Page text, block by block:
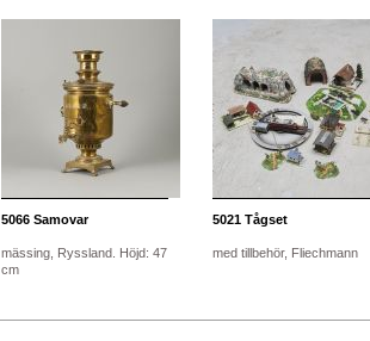
5066Samovar
mässing, Ryssland. Höjd: 47
cm
5021Tågset
med tillbehör, Fliechmann